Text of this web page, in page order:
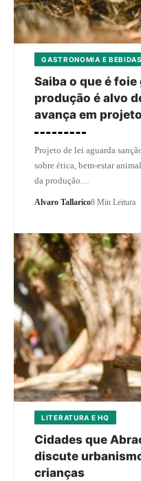
GASTRONOMIA E BEBIDAS
Saiba o que é foie
produção é alvo
avança em
Projeto de lei aguarda
sobre ética, bem-estar
da produção…
Alvaro Tallarico8 Min Leitura
LITERATURA E HQ
Cidades que
discute
crianças